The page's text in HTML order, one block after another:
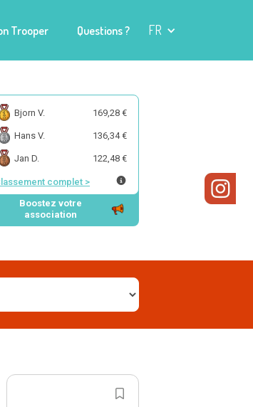
Trooper Questions ? FR
Bjorn V. 169,28 €
Hans V. 136,34 €
Jan D. 122,48 €
complet >
Boostez votre
association